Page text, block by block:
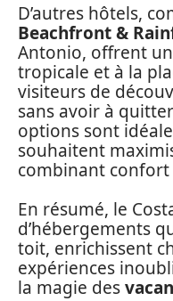
D’autres hôtels,
Beachfront &
Antonio, offrent
tropicale et à la
visiteurs de
sans avoir à
options sont
souhaitent
combinant
En résumé, le
d’hébergements
toit, enrichissent
expériences
la magie des